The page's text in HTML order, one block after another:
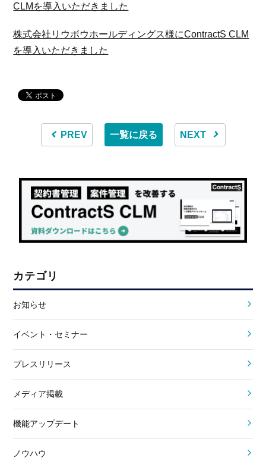
CLMを導入いただきました
株式会社リウボウホールディングス様にContractS CLM
を導入いただきました
PREV 一覧に戻る NEXT
カテゴリ
お知らせ
イベント・セミナー
プレスリリース
メディア掲載
機能アップデート
ノウハウ